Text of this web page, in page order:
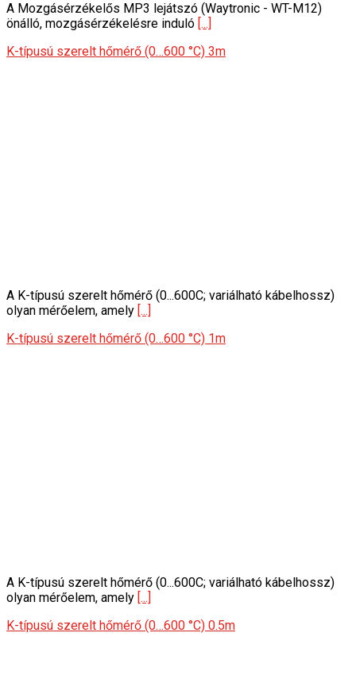
A Mozgásérzékelős MP3 lejátszó (Waytronic - WT-M12)
önálló, mozgásérzékelésre induló [...]
K-típusú szerelt hőmérő (0…600 °C) 3m
A K-típusú szerelt hőmérő (0...600C; variálható kábelhossz)
olyan mérőelem, amely [...]
K-típusú szerelt hőmérő (0…600 °C) 1m
A K-típusú szerelt hőmérő (0...600C; variálható kábelhossz)
olyan mérőelem, amely [...]
K-típusú szerelt hőmérő (0…600 °C) 0.5m